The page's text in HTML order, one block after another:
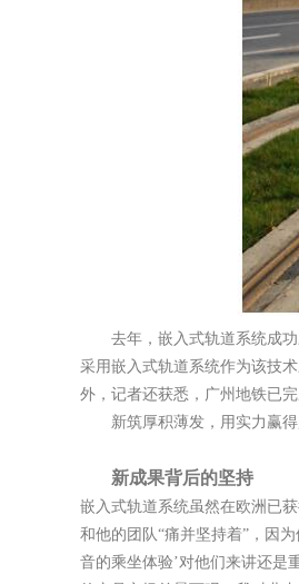
去年，嵌入式轨道系统成
采用嵌入式轨道系统作为该技
外，记者还获悉，广州地铁已
新筑厚积薄发，用实力赢
新成果背后的坚持
嵌入式轨道系统虽然在欧洲已
和他的团队“痛并坚持着”，因
音的乘坐体验’对他们来讲还是